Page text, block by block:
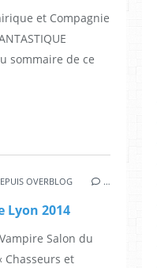
et Compagnie
sommaire de ce
,BD,BIT-LIT WAMPYRE
OVERBLOG …
Lyon 2014
Salon du
Chasseurs et